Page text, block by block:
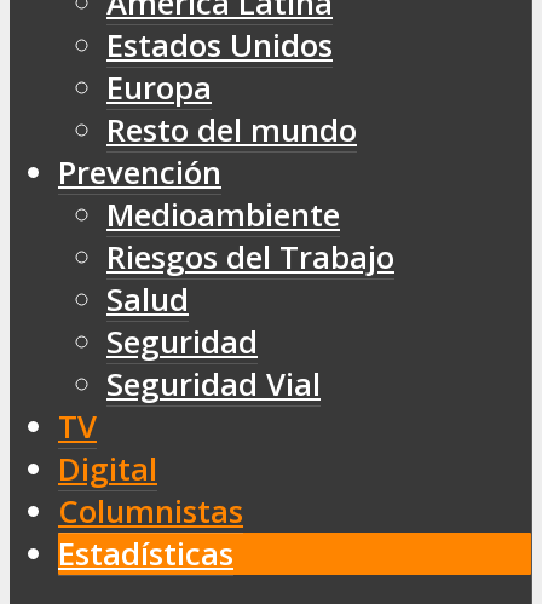
Estados Unidos
Europa
Resto del mundo
Prevención
Medioambiente
Riesgos del Trabajo
Salud
Seguridad
Seguridad Vial
TV
Digital
Columnistas
Estadísticas